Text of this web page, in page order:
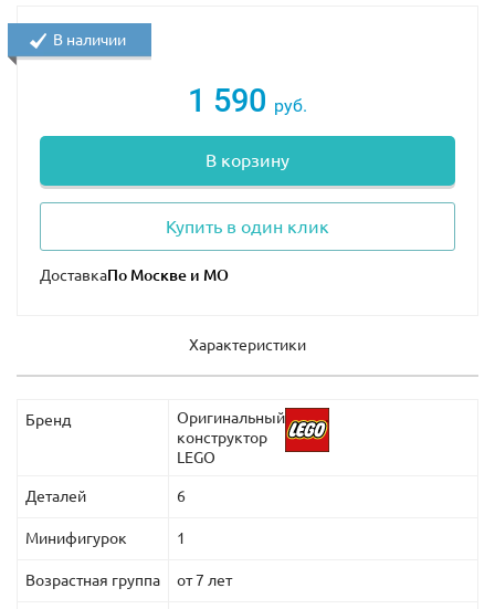
1 590 руб.
В корзину
Купить в один клик
Доставка
В наличии
Характеристики
Бренд
Оригинальный
конструктор
LEGO
Деталей 6
Минифигурок 1
Возрастная группа от 7 лет